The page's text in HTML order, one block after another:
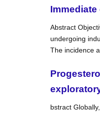
Abstract
undergoing
The incidence
bstract